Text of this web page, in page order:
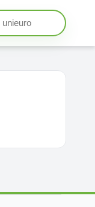
o negozio
un'insegna